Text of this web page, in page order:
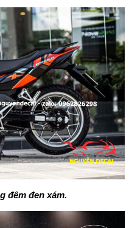
đêm đen xám.